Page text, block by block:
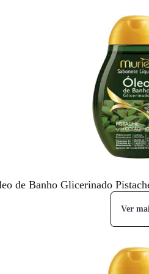
de Banho Glicerinado
Ver